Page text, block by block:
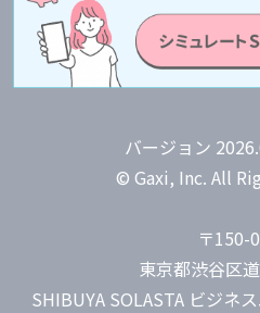
バージョン
© Gaxi, Inc. All
〒150-
東京都渋谷区